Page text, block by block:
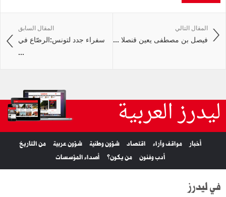
المقال السابق
سفراء جدد لتونس:الرصّاع في
...
المقال التالي
فيصل بن مصطفى يعين قنصلا ...
ليدرز العربية
أخبار مواقف وآراء اقتصاد شؤون وطنية شؤون عربية
من التاريخ
أدب وفنون
من يكون؟ أصداء المؤسسات
في ليدرز